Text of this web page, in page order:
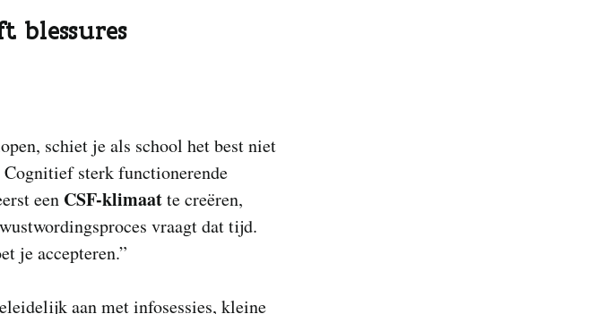
blessures
schiet je als school het best niet
sterk functionerende
een CSF-klimaatte creëren,
vraagt dat tijd.
je accepteren.”
aan met infosessies, kleine